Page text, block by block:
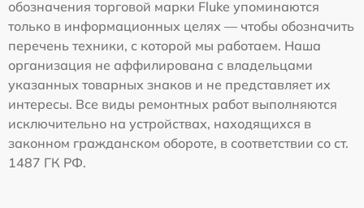
обозначения торговой марки Fluke упоминаются
только в информационных целях — чтобы обозначить
перечень техники, с которой мы работаем. Наша
организация не аффилирована с владельцами
указанных товарных знаков и не представляет их
интересы. Все виды ремонтных работ выполняются
исключительно на устройствах, находящихся в
законном гражданском обороте, в соответствии со ст.
1487 ГК РФ.